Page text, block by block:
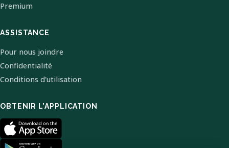
Premium
ASSISTANCE
Pour nous joindre
Confidentialité
Conditions d'utilisation
OBTENIR L'APPLICATION